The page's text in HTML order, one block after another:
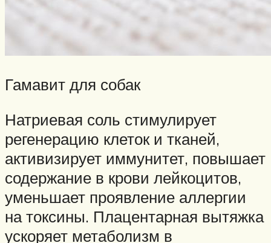
Гамавит для собак
Натриевая соль стимулирует
регенерацию клеток и тканей,
активизирует иммунитет, повышает
содержание в крови лейкоцитов,
уменьшает проявление аллергии
на токсины. Плацентарная вытяжка
ускоряет метаболизм в